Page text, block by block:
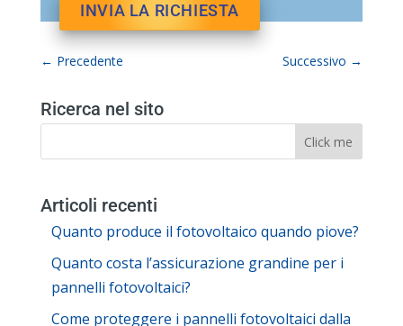
← Precedente Successivo →
Ricerca nel sito
Articoli recenti
Quanto produce il fotovoltaico quando piove?
Quanto costa l’assicurazione grandine per i
pannelli fotovoltaici?
Come proteggere i pannelli fotovoltaici dalla